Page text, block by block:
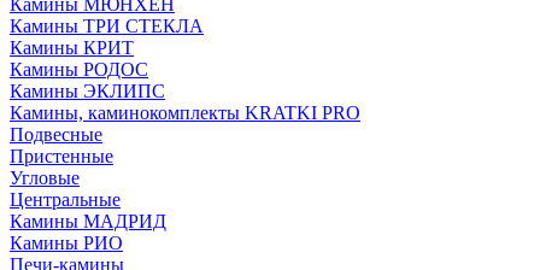
Камины МЮНХЕН
Камины ТРИ СТЕКЛА
Камины КРИТ
Камины РОДОС
Камины ЭКЛИПС
Камины, каминокомплекты KRATKI PRO
Подвесные
Пристенные
Угловые
Центральные
Камины МАДРИД
Камины РИО
Печи-камины